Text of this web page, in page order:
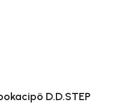
D.D.STEP